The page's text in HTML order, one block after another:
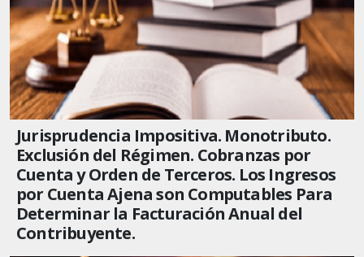
Jurisprudencia Impositiva. Monotributo.
Exclusión del Régimen. Cobranzas por
Cuenta y Orden de Terceros. Los Ingresos
por Cuenta Ajena son Computables Para
Determinar la Facturación Anual del
Contribuyente.